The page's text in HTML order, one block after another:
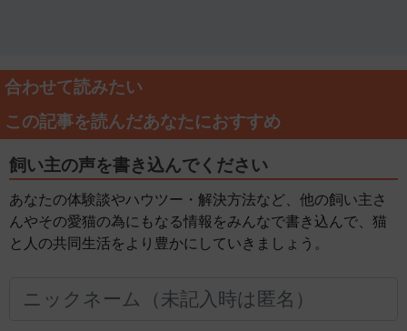
合わせて読みたい
この記事を読んだあなたにおすすめ
飼い主の声を書き込んでください
あなたの体験談やハウツー・解決方法など、他の飼い主さ
んやその愛猫の為にもなる情報をみんなで書き込んで、猫
と人の共同生活をより豊かにしていきましょう。